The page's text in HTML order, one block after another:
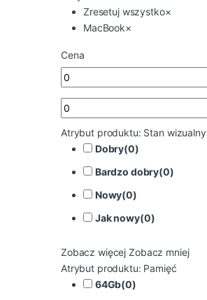
Zresetuj wszystko×
MacBook×
Cena
Atrybut produktu: Stan wizualny
Dobry(0)
Bardzo dobry(0)
Nowy(0)
Jak nowy(0)
Zobacz więcej Zobacz mniej
Atrybut produktu: Pamięć
64Gb(0)